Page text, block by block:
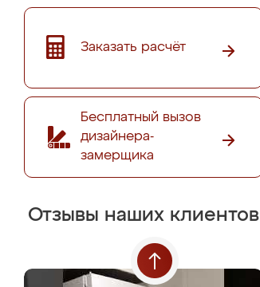
Заказать расчёт
Бесплатный вызов
дизайнера-
замерщика
Отзывы наших клиентов